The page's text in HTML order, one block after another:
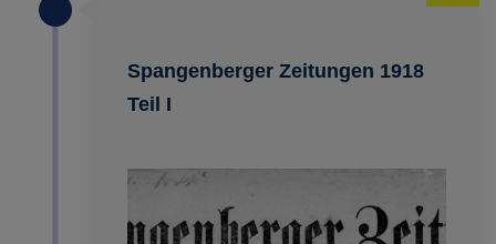
Spangenberger Zeitungen 1918
Teil I